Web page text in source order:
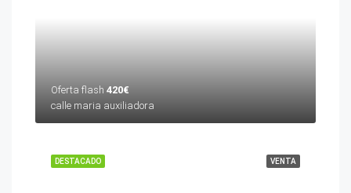
Oferta flash 420€
calle maria auxiliadora
VENTA
DESTACADO